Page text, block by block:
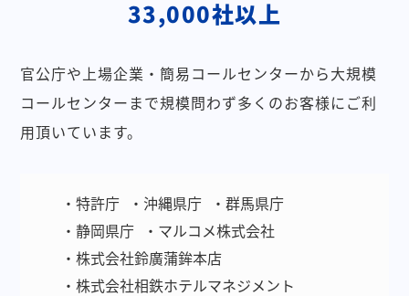
33,000社以上
官公庁や上場企業・簡易コールセンターから大規模
コールセンターまで規模問わず多くのお客様にご利
用頂いています。
・特許庁 ・沖縄県庁
・群馬県庁
・静岡県庁
・マルコメ株式会社
・株式会社鈴廣蒲鉾本店
・株式会社相鉄ホテルマネジメント